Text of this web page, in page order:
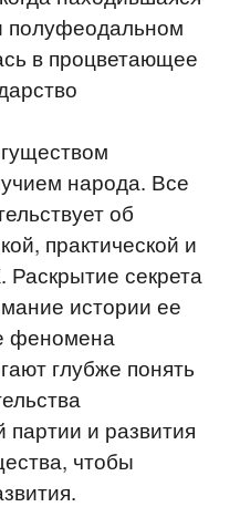
полуфеодальном
в процветающее
народа. Все
об
практической и
Раскрытие секрета
истории ее
феномена
глубже понять
партии и развития
чтобы